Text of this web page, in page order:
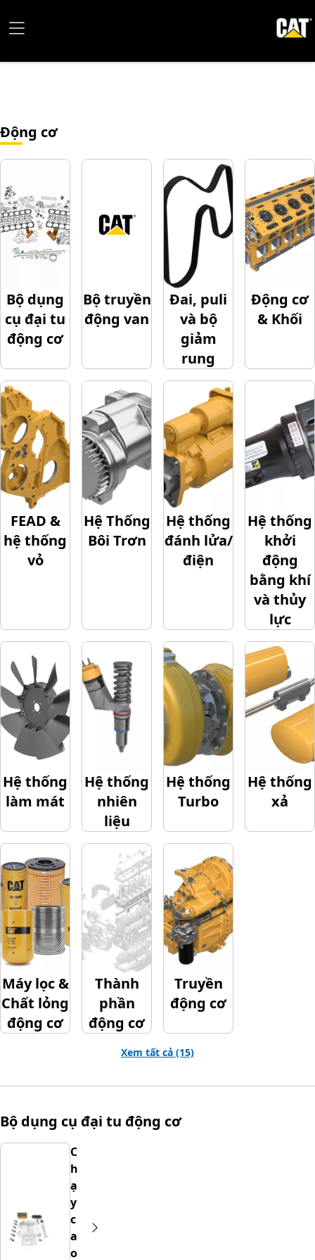
Động cơ
Bộ dụng
cụ đại tu
động cơ
Bộ truyền
động van
Đai, puli
và bộ
giảm
rung
Động cơ
& Khối
FEAD &
hệ thống
vỏ
Hệ Thống
Bôi Trơn
Hệ thống
đánh lửa/
điện
Hệ thống
khởi
động
bằng khí
và thủy
lực
Hệ thống
làm mát
Hệ thống
nhiên
liệu
Hệ thống
Turbo
Hệ thống
xả
Máy lọc &
Chất lỏng
động cơ
Thành
phần
động cơ
Truyền
động cơ
Xem tất cả (15)
Bộ dụng cụ đại tu động cơ
C
h
ạ
y
c
a
o